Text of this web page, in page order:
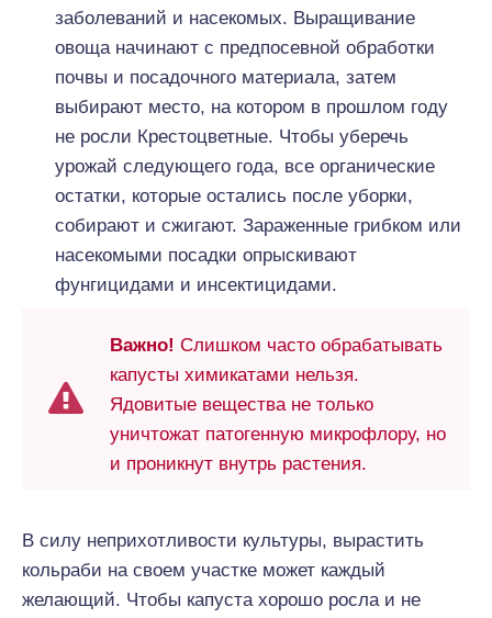
заболеваний и насекомых. Выращивание
овоща начинают с предпосевной обработки
почвы и посадочного материала, затем
выбирают место, на котором в прошлом году
не росли Крестоцветные. Чтобы уберечь
урожай следующего года, все органические
остатки, которые остались после уборки,
собирают и сжигают. Зараженные грибком или
насекомыми посадки опрыскивают
фунгицидами и инсектицидами.
Важно! Слишком часто обрабатывать
капусты химикатами нельзя.
Ядовитые вещества не только
уничтожат патогенную микрофлору, но
и проникнут внутрь растения.
В силу неприхотливости культуры, вырастить
кольраби на своем участке может каждый
желающий. Чтобы капуста хорошо росла и не